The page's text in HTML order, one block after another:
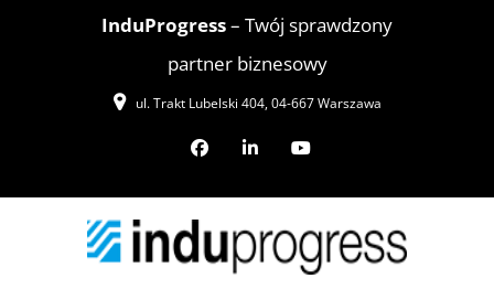
InduProgress– Twój sprawdzony
partner biznesowy
ul. Trakt Lubelski 404, 04-667 Warszawa